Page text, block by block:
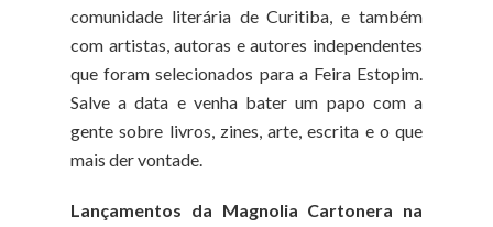
comunidade literária de Curitiba, e também
com artistas, autoras e autores independentes
que foram selecionados para a Feira Estopim.
Salve a data e venha bater um papo com a
gente sobre livros, zines, arte, escrita e o que
mais der vontade.
Lançamentos da Magnolia Cartonera na